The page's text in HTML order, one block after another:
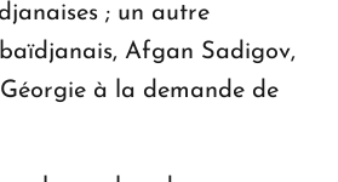
; un autre
Afgan Sadigov,
à la demande de